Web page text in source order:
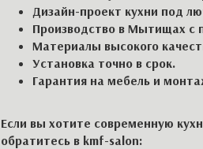
Дизайн-проект кухни под
Производство в Мытищах с
Материалы высокого
Установка точно в срок.
Гарантия на мебель и
Если вы хотите современную
обратитесь в kmf-salon: